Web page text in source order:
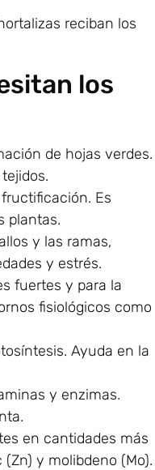
reciban los
los
de hojas verdes.
Es
plantas.
y las ramas,
y estrés.
fuertes y para la
fisiológicos como
Ayuda en la
y enzimas.
en cantidades más
y molibdeno (Mo).